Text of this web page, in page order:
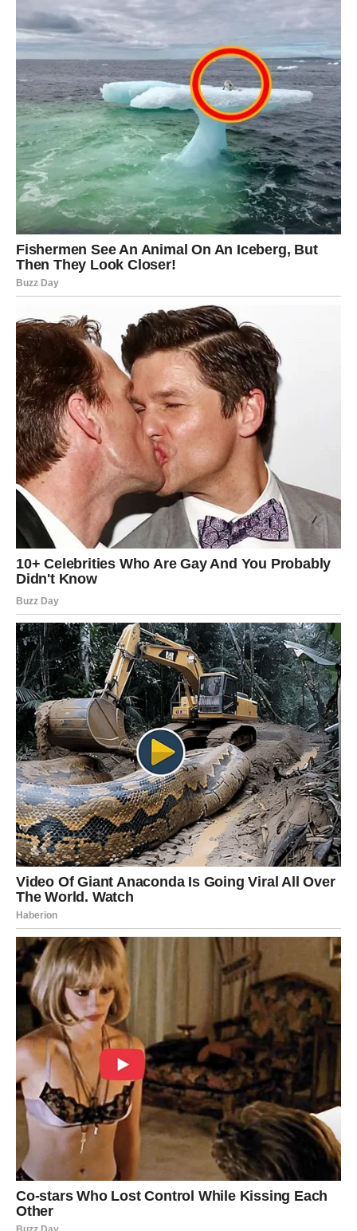
STRIJELAC
Nova energija donosi vam spontane događaje i mnogo
pozitivnih emocija.
Jedna osoba sada vam vraća vjeru da život može biti
mnogo ljepši nego prije.
Sreća vam dolazi neočekivano
Pred vama su veoma uzbudljivi trenuci.
JARAC
Jarčevi konačno ulaze u mnogo stabilniji i sigurniji period
života.
Poslije mnogo rada i odricanja dolazi osjećaj zadovoljstva
i velikog uspjeha.
Život vam vraća ravnotežu i mir
Pred vama su veoma važni trenuci sreće.
VODOLIJA
Zvijezde vam donose neočekivanu priliku ili vijest koja bi
Jedna želja sada postaje stvarnost mnogo brže nego što
očekujete.
Veliko iznenađenje ulazi u vaš život
Pred vama su veoma posebni trenuci.
RIBE
Ribe ulaze u jedan od najnježnijih i najljepših perioda
života.
Ljubav, pažnja i osjećaj sigurnosti konačno postaju dio
vaše svakodnevice.
Duša konačno pronalazi ono što je dugo
tražila
Pred vama su trenuci puni topline i sreće.
Ovaj horoskop mnogim znakovima Zodijaka donosi
poruke koje djeluju nevjerovatno tačno, ali posebno će
blistati Rakovi, Lavovi i Vage kojima zvijezde šalju ljubav,
uspjeh i velike životne promjene.
Ovo je period tokom kojeg univerzum pokazuje da ništa
nije slučajno — čak ni trenutak kada ste odlučili pročitati
baš ovaj horoskop.